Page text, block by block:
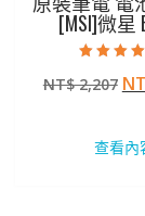
[MSI]微星
5.00
滿分 5
NT$2,207 原
格
查看內